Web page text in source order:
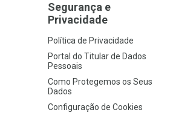
Segurança e
Privacidade
Política de Privacidade
Portal do Titular de Dados
Pessoais
Como Protegemos os Seus
Dados
Configuração de Cookies